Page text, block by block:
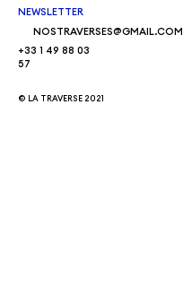
© LA TRAVERSE 2021
NEWSLETTER
NOSTRAVERSES@GMAIL.COM
+33 1 49 88 03
57